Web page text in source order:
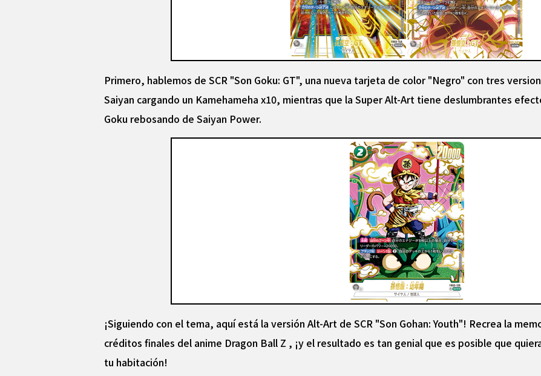
Primero, hablemos de SCR "Son Goku: GT", una nueva tarjeta de color "Negro" con tres
Saiyan cargando un Kamehameha x10, mientras que la Super Alt-Art tiene deslumbrantes
Goku rebosando de Saiyan Power.
¡Siguiendo con el tema, aquí está la versión Alt-Art de SCR "Son Gohan: Youth"! Recrea la
créditos finales del anime Dragon Ball Z , ¡y el resultado es tan genial que es posible que
tu habitación!